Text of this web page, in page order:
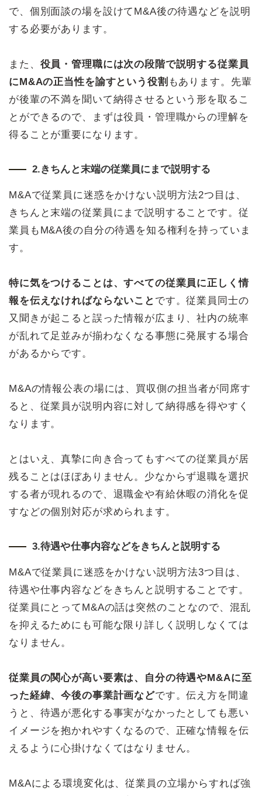
で、個別面談の場を設けてM&A後の待遇などを説明
する必要があります。
また、 役員・管理職には次の段階で説明する従業員
にM&Aの正当性を諭すという役割 もあります。先輩
が後輩の不満を聞いて納得させるという形を取るこ
とができるので、まずは役員・管理職からの理解を
得ることが重要になります。
2.きちんと末端の従業員にまで説明する
M&Aで従業員に迷惑をかけない説明方法2つ目は、
きちんと末端の従業員にまで説明することです。従
業員もM&A後の自分の待遇を知る権利を持っていま
す。
特に気をつけることは、すべての従業員に正しく情
報を伝えなければならないこと です。従業員同士の
又聞きが起こると誤った情報が広まり、社内の統率
が乱れて足並みが揃わなくなる事態に発展する場合
があるからです。
M&Aの情報公表の場には、買収側の担当者が同席す
ると、従業員が説明内容に対して納得感を得やすく
なります。
とはいえ、真摯に向き合ってもすべての従業員が居
残ることはほぼありません。少なからず退職を選択
する者が現れるので、退職金や有給休暇の消化を促
すなどの個別対応が求められます。
3.待遇や仕事内容などをきちんと説明する
M&Aで従業員に迷惑をかけない説明方法3つ目は、
待遇や仕事内容などをきちんと説明することです。
従業員にとってM&Aの話は突然のことなので、混乱
を抑えるためにも可能な限り詳しく説明しなくては
なりません。
従業員の関心が高い要素は、自分の待遇やM&Aに至
った経緯、今後の事業計画などです。伝え方を間違
うと、待遇が悪化する事実がなかったとしても悪い
イメージを抱かれやすくなるので、正確な情報を伝
えるように心掛けなくてはなりません。
M&Aによる環境変化は、従業員の立場からすれば強